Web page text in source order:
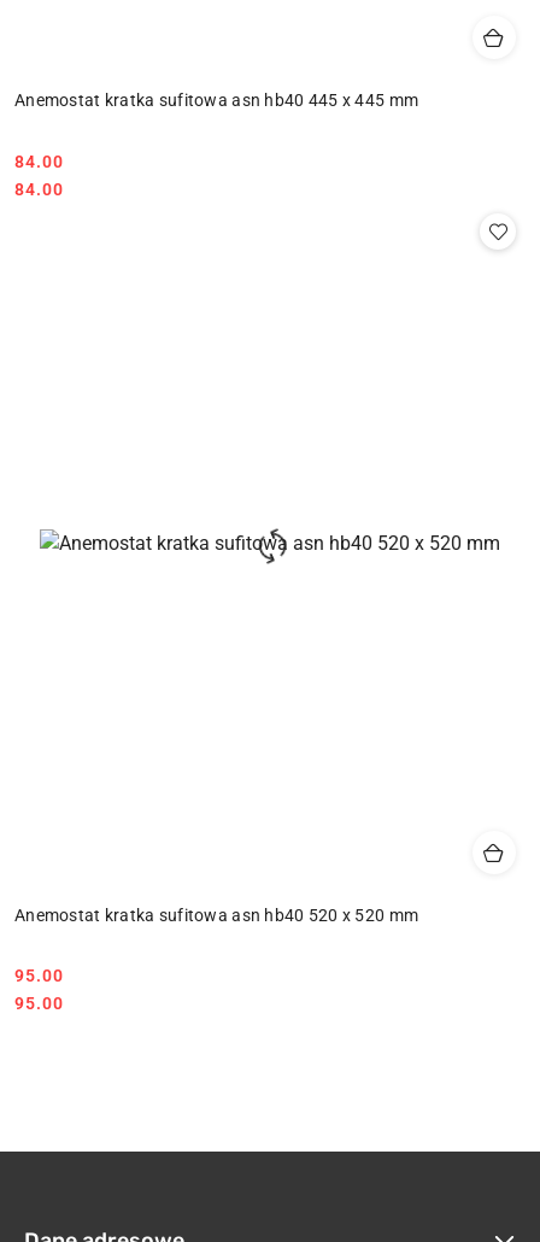
Anemostat kratka sufitowa asn hb40 445 x 445 mm
Cena:
84.00
Cena:
84.00
Anemostat kratka sufitowa asn hb40 520 x 520 mm
Cena:
95.00
Cena:
95.00